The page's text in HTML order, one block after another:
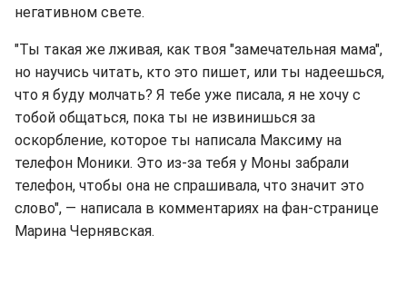
негативном свете.
"Ты такая же лживая, как твоя "замечательная мама",
но научись читать, кто это пишет, или ты надеешься,
что я буду молчать? Я тебе уже писала, я не хочу с
тобой общаться, пока ты не извинишься за
оскорбление, которое ты написала Максиму на
телефон Моники. Это из-за тебя у Моны забрали
телефон, чтобы она не спрашивала, что значит это
слово", — написала в комментариях на фан-странице
Марина Чернявская.